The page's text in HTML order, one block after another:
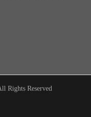
Rights Reserved